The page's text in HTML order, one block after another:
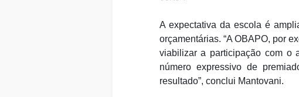
A expectativa da escola é
orçamentárias. “A OBAPO, por
viabilizar a participação com o
número expressivo de
resultado”, conclui Mantovani.